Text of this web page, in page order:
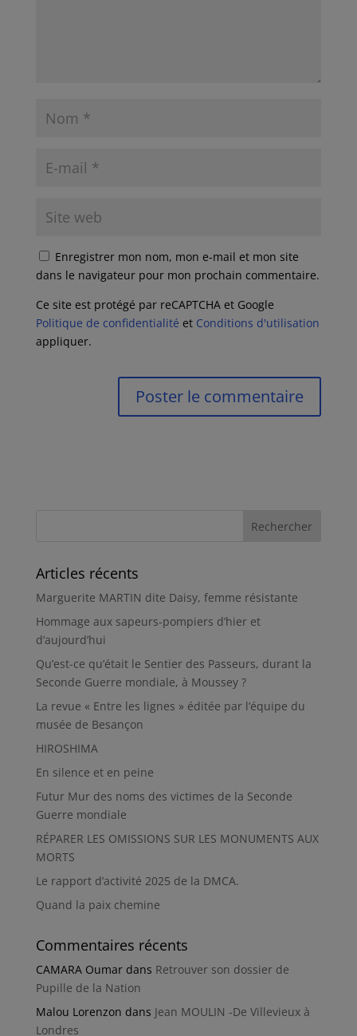
Enregistrer mon nom, mon e-mail et mon site
dans le navigateur pour mon prochain commentaire.
Ce site est protégé par reCAPTCHA et Google
Politique de confidentialité et Conditions d'utilisation
appliquer.
Articles récents
Marguerite MARTIN dite Daisy, femme résistante
Hommage aux sapeurs-pompiers d’hier et
d’aujourd’hui
Qu’est-ce qu’était le Sentier des Passeurs, durant la
Seconde Guerre mondiale, à Moussey ?
La revue « Entre les lignes » éditée par l’équipe du
musée de Besançon
HIROSHIMA
En silence et en peine
Futur Mur des noms des victimes de la Seconde
Guerre mondiale
RÉPARER LES OMISSIONS SUR LES MONUMENTS AUX
MORTS
Le rapport d’activité 2025 de la DMCA.
Quand la paix chemine
Commentaires récents
CAMARA Oumardans Retrouver son dossier de
Pupille de la Nation
Malou Lorenzon dans Jean MOULIN -De Villevieux à
Londres